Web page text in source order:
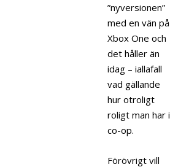
”nyversionen”
med en vän på
Xbox One och
det håller än
idag – iallafall
vad gällande
hur otroligt
roligt man har i
co-op.
Förövrigt vill